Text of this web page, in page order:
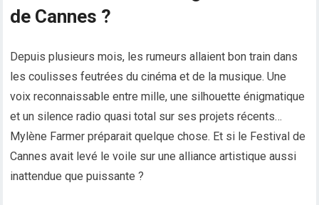
de Cannes ?
Depuis plusieurs mois, les rumeurs allaient bon train dans
les coulisses feutrées du cinéma et de la musique. Une
voix reconnaissable entre mille, une silhouette énigmatique
et un silence radio quasi total sur ses projets récents…
Mylène Farmer préparait quelque chose. Et si le Festival de
Cannes avait levé le voile sur une alliance artistique aussi
inattendue que puissante ?